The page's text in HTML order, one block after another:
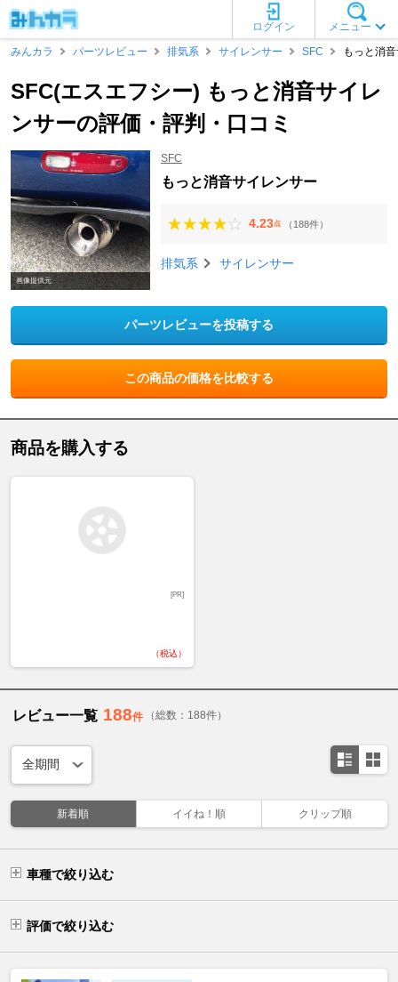
メニュー
ログイン
みんカラ
パーツレビュー 排気系 サイレンサー SFC もっと消
SFC(エスエフシー) もっと消音サイレ
ンサーの評価・評判・口コミ
画像提供元
SFC
もっと消音サイレンサー
4.23点 （188件）
排気系 サイレンサー
パーツレビューを投稿する
この商品の価格を比較する
商品を購入する
[PR]
（税込）
レビュー一覧 188件 （総数：188件）
新着順 イイね！順 クリップ順
車種で絞り込む
評価で絞り込む